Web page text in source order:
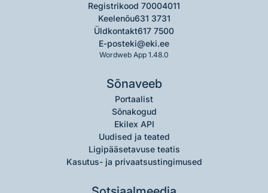
Registrikood 70004011
Keelenõu631 3731
Üldkontakt617 7500
E-posteki@eki.ee
Wordweb App 1.48.0
Sõnaveeb
Portaalist
Sõnakogud
Ekilex API
Uudised ja teated
Ligipääsetavuse teatis
Kasutus- ja privaatsustingimused